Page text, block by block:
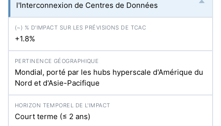
l'Interconnexion de Centres de Données
+1.8%
Mondial, porté par les hubs hyperscale d'Amérique du
Nord et d'Asie-Pacifique
Court terme (≤ 2 ans)